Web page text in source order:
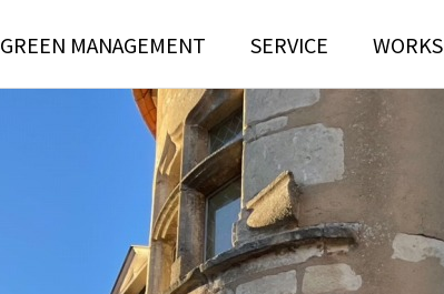
GREEN MANAGEMENT SERVICE WORKS